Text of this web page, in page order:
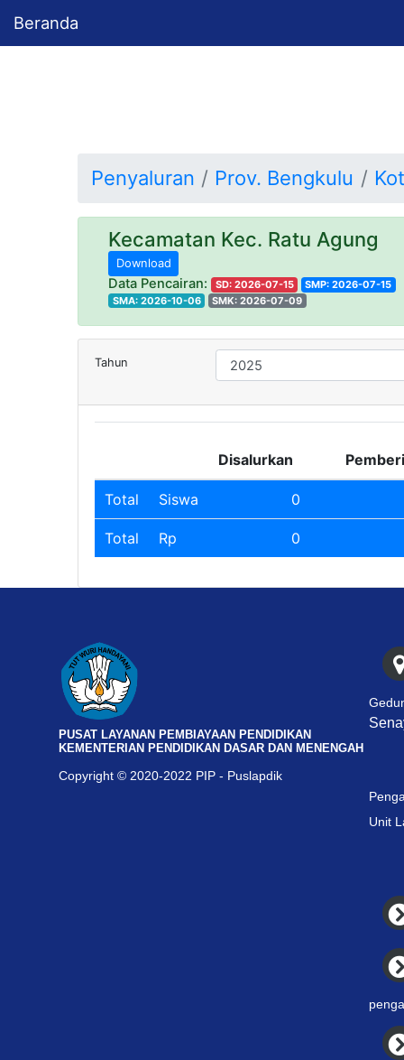
Beranda
Penyaluran Prov. Bengkulu
Kecamatan Kec. Ratu Agung
Download
Data Pencairan: SD: 2026-07-15
SMP: 2026-07-15
SMA: 2026-10-06
SMK: 2026-07-09
Tahun
Disalurkan
Total Siswa 0
Total Rp 0
PUSAT LAYANAN PEMBIAYAAN PENDIDIKAN
KEMENTERIAN PENDIDIKAN DASAR DAN MENENGAH
Copyright © 2020-2022 PIP - Puslapdik
Unit